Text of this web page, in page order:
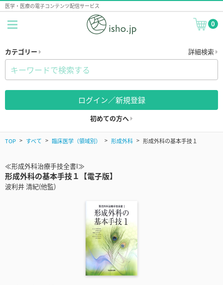
医学・医療の電子コンテンツ配信サービス
0
カテゴリー 詳細検索
ログイン／新規登録
初めての方へ
TOP すべて 臨床医学（領域別） 形成外科 形成外科の基本手技１
≪形成外科治療手技全書I≫
形成外科の基本手技１【電子版】
波利井 清紀(他監)